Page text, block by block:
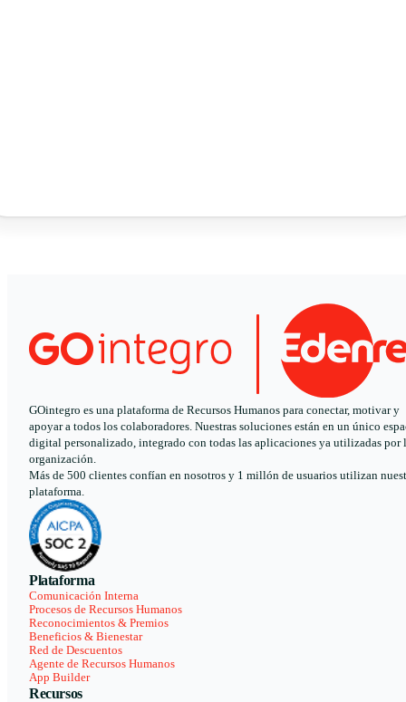
GOintegro es una plataforma de Recursos Humanos para conectar, motivar y
apoyar a todos los colaboradores. Nuestras soluciones están en un único
digital personalizado, integrado con todas las aplicaciones ya utilizadas por
organización.
Más de 500 clientes confían en nosotros y 1 millón de usuarios utilizan
plataforma.
Plataforma
Comunicación Interna
Procesos de Recursos Humanos
Reconocimientos & Premios
Beneficios & Bienestar
Red de Descuentos
Agente de Recursos Humanos
App Builder
Recursos